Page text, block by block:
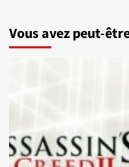
Vous avez peut-